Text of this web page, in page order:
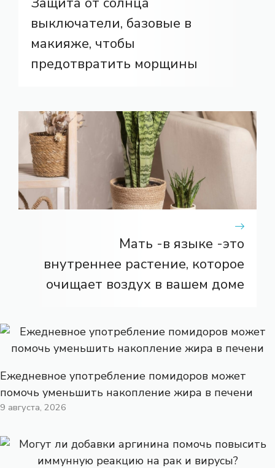
выключатели, базовые в
макияже, чтобы
предотвратить морщины
Мать -в языке -это
внутреннее растение, которое
очищает воздух в вашем доме
Ежедневное употребление помидоров может
помочь уменьшить накопление жира в печени
9 августа, 2026